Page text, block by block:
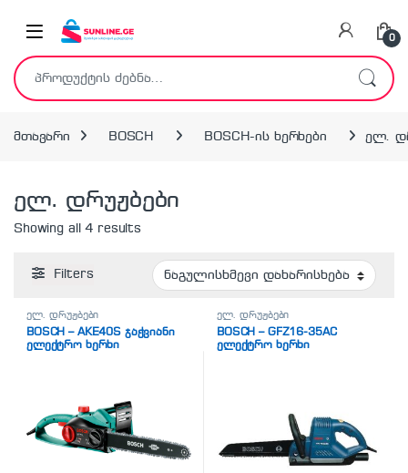
0
ძებნა:
მთავარი BOSCH BOSCH-ის ხერხები ელ.
ელ. დრუჟბები
Showing all 4 results
Filters
ელ. დრუჟბები
BOSCH – AKE40S ჯაჭვიანი
ელექტრო ხერხი
ელ. დრუჟბები
BOSCH – GFZ16-35AC
ელექტრო ხერხი